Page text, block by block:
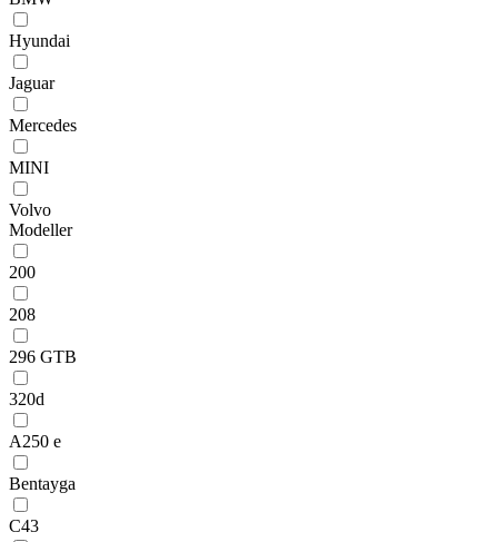
Hyundai
Jaguar
Mercedes
MINI
Volvo
Modeller
200
208
296 GTB
320d
A250 e
Bentayga
C43